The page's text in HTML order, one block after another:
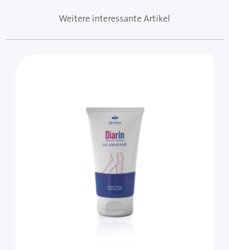
Weitere interessante Artikel